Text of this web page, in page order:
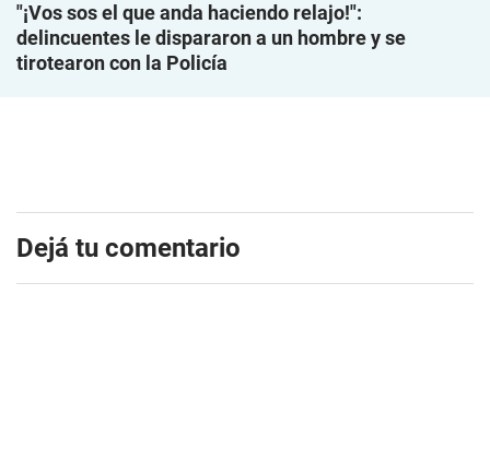
"¡Vos sos el que anda haciendo relajo!":
delincuentes le dispararon a un hombre y se
tirotearon con la Policía
Dejá tu comentario